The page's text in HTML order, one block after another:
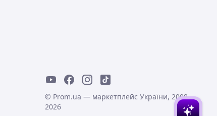
© Prom.ua — маркетплейс України, 2008-
2026